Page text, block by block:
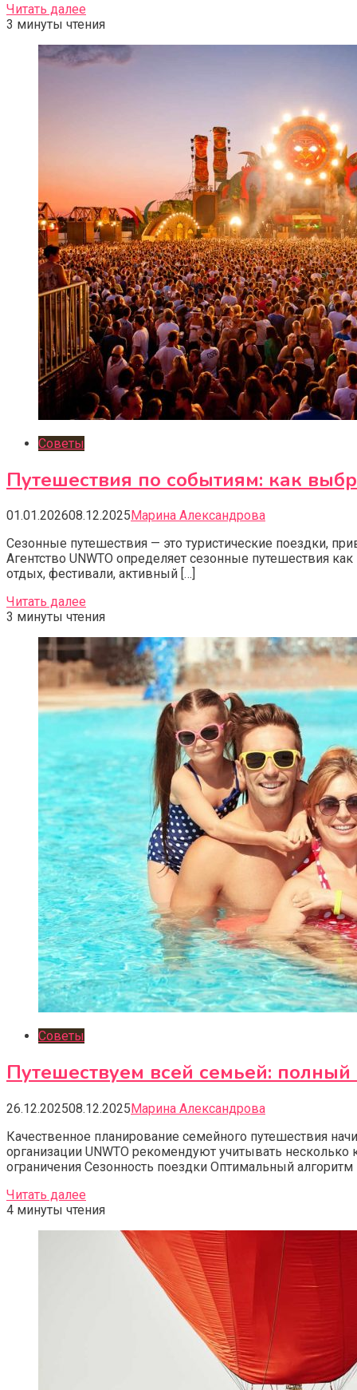
Читать далее
3 минуты чтения
Советы
Путешествия по событиям: как
01.01.202608.12.2025 Марина Александрова
Сезонные путешествия — это туристические поездки,
Агентство UNWTO определяет сезонные путешествия
отдых, фестивали, активный […]
Читать далее
3 минуты чтения
Советы
Путешествуем всей семьей:
26.12.202508.12.2025 Марина Александрова
Качественное планирование семейного путешествия
организации UNWTO рекомендуют учитывать
ограничения Сезонность поездки Оптимальный
Читать далее
4 минуты чтения